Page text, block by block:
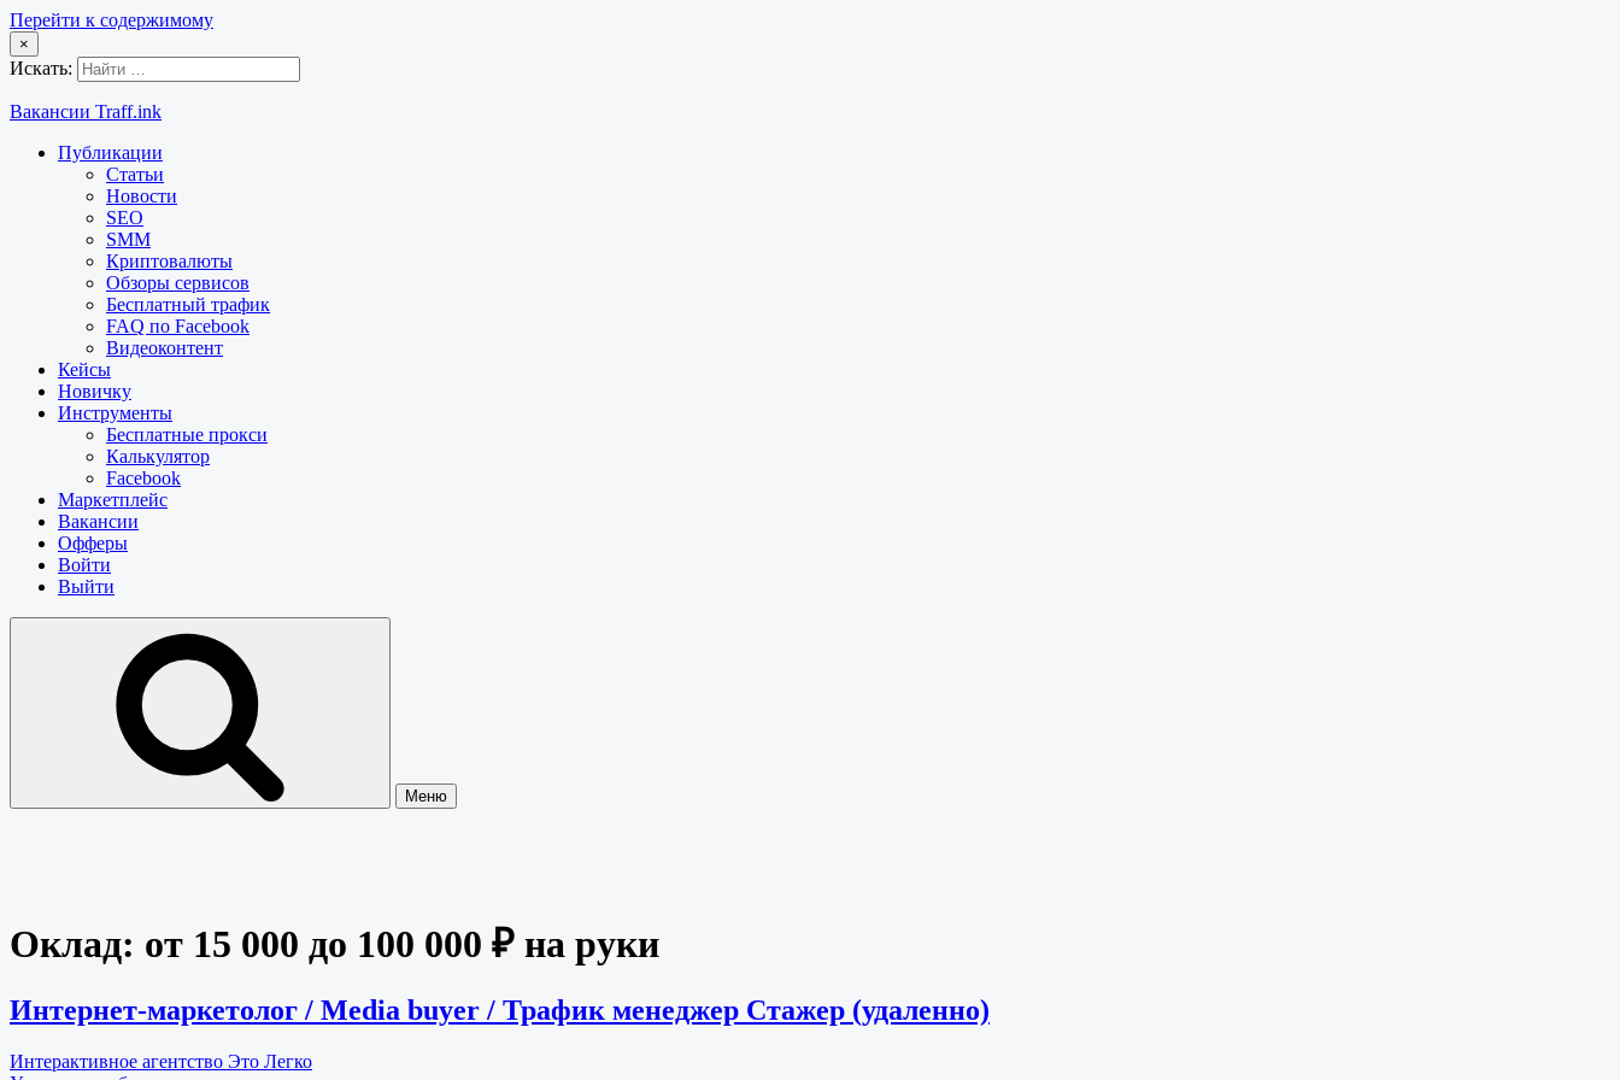
Перейти к содержимому
×
Искать:
Вакансии Traff.ink
Публикации
Статьи
Новости
SEO
SMM
Криптовалюты
Обзоры сервисов
Бесплатный трафик
FAQ по Facebook
Видеоконтент
Кейсы
Новичку
Инструменты
Бесплатные прокси
Калькулятор
Facebook
Маркетплейс
Вакансии
Офферы
Войти
Выйти
Меню
Оклад: от 15 000 до 100 000 ₽ на руки
Интернет-маркетолог / Media buyer / Трафик менеджер Стажер (удаленно)
Интерактивное агентство Это Легко